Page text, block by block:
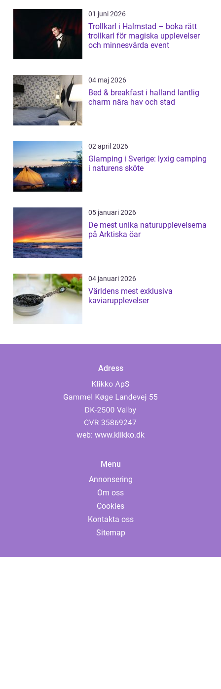
01 juni 2026
Trollkarl i Halmstad – boka rätt
trollkarl för magiska upplevelser
och minnesvärda event
04 maj 2026
Bed & breakfast i halland lantlig
charm nära hav och stad
02 april 2026
Glamping i Sverige: lyxig camping
i naturens sköte
05 januari 2026
De mest unika naturupplevelserna
på Arktiska öar
04 januari 2026
Världens mest exklusiva
kaviarupplevelser
Adress
web: www.klikko.dk
Menu
Annonsering
Om oss
Cookies
Kontakta oss
Sitemap